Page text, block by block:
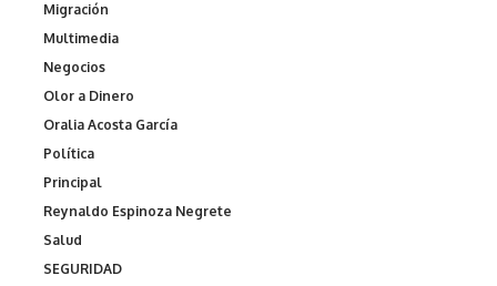
Migración
Multimedia
Negocios
Olor a Dinero
Oralia Acosta García
Política
Principal
Reynaldo Espinoza Negrete
Salud
SEGURIDAD